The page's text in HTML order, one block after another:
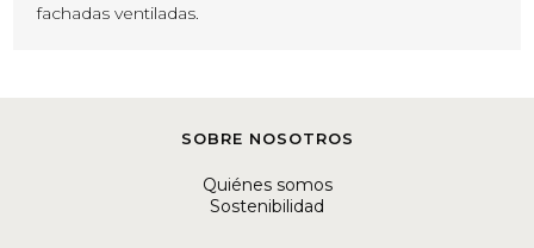
fachadas ventiladas.
SOBRE NOSOTROS
Quiénes somos
Sostenibilidad